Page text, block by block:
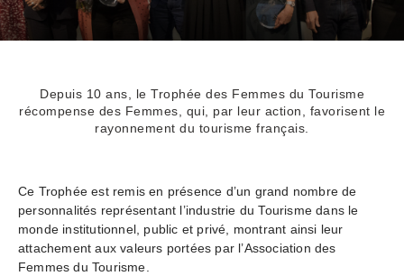
Depuis 10 ans, le Trophée des Femmes du Tourisme
récompense des Femmes, qui, par leur action, favorisent le
rayonnement du tourisme français.
Ce Trophée est remis en présence d’un grand nombre de
personnalités représentant l’industrie du Tourisme dans le
monde institutionnel, public et privé, montrant ainsi leur
attachement aux valeurs portées par l’Association des
Femmes du Tourisme.